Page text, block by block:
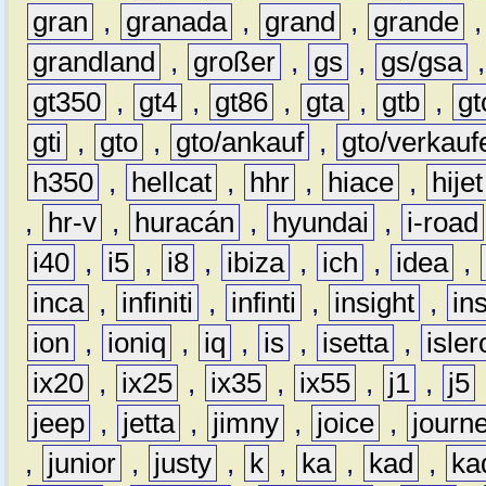
gran
, granada , grand , grande
grandland
, großer , gs , gs/gsa
gt350 , gt4 , gt86 , gta , gtb ,
gti
, gto , gto/ankauf ,
gto/
h350 , hellcat , hhr , hiace ,
hijet
,
hr-v , huracán , hyundai ,
i-road
i40 , i5 , i8 , ibiza , ich , idea ,
inca , infiniti , infinti , insight ,
ion
, ioniq , iq , is , isetta ,
ix20 , ix25 , ix35 , ix55 , j1 , j5
jeep , jetta , jimny , joice ,
,
junior , justy , k , ka , kad ,